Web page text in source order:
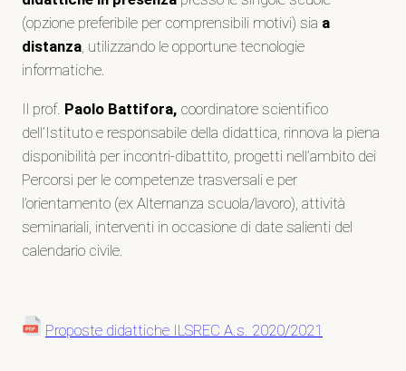
(opzione preferibile per comprensibili motivi) sia a
distanza , utilizzando le opportune tecnologie
informatiche.
Il prof. Paolo Battifora, coordinatore scientifico
dell’Istituto e responsabile della didattica, rinnova la piena
disponibilità per incontri-dibattito, progetti nell’ambito dei
Percorsi per le competenze trasversali e per
l’orientamento (ex Alternanza scuola/lavoro), attività
seminariali, interventi in occasione di date salienti del
calendario civile.
Proposte didattiche ILSREC A.s. 2020/2021